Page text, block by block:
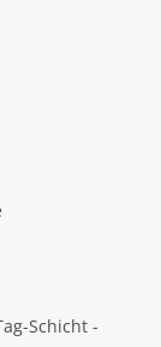
Schicht -